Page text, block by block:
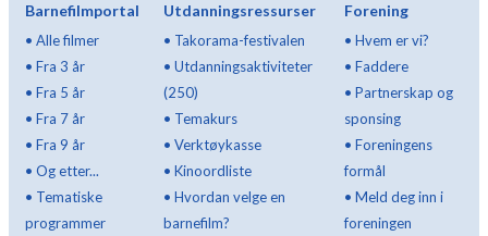
Barnefilmportal
• Alle filmer
• Fra 3 år
• Fra 5 år
• Fra 7 år
• Fra 9 år
• Og etter...
• Tematiske
programmer
Utdanningsressurser
• Takorama-festivalen
• Utdanningsaktiviteter
(250)
• Temakurs
• Verktøykasse
• Kinoordliste
• Hvordan velge en
barnefilm?
Forening
• Hvem er vi?
• Faddere
• Partnerskap og
sponsing
• Foreningens
formål
• Meld deg inn i
foreningen